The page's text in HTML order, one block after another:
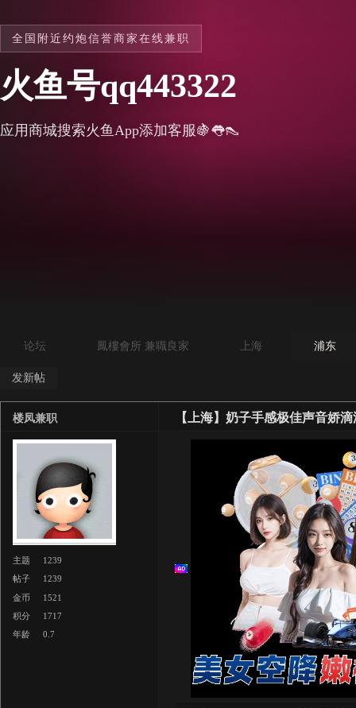
全国附近约炮信誉商家在线兼职
火鱼号qq443322
应用商城搜索火鱼App添加客服🍇👅👠
论坛 鳳樓會所 兼職良家 上海 浦东
发新帖
【上海】奶子手感极佳声音娇
楼凤兼职
主题
1239
帖子
1239
金币
1521
积分
1717
年龄
0.7